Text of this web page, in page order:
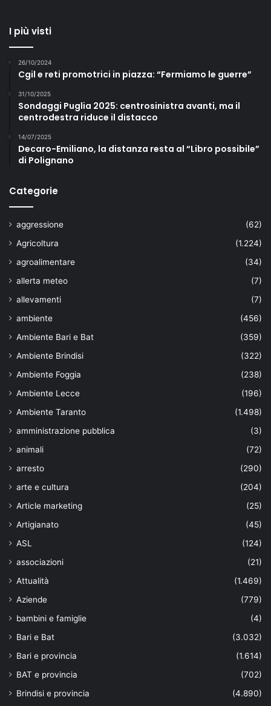
I più visti
26/10/2024
Cgil e reti promotrici in piazza: “Fermiamo le guerre”
31/10/2025
Sondaggi Puglia 2025: centrosinistra avanti, ma il
centrodestra riduce il distacco
14/07/2025
Decaro-Emiliano, la distanza resta al “Libro possibile”
di Polignano
Categorie
aggressione
(62)
Agricoltura
(1.224)
agroalimentare
(34)
allerta meteo
(7)
allevamenti
(7)
ambiente
(456)
Ambiente Bari e Bat
(359)
Ambiente Brindisi
(322)
Ambiente Foggia
(238)
Ambiente Lecce
(196)
Ambiente Taranto
(1.498)
amministrazione pubblica
(3)
animali
(72)
arresto
(290)
arte e cultura
(204)
Article marketing
(25)
Artigianato
(45)
ASL
(124)
associazioni
(21)
Attualità
(1.469)
Aziende
(779)
bambini e famiglie
(4)
Bari e Bat
(3.032)
Bari e provincia
(1.614)
BAT e provincia
(702)
Brindisi e provincia
(4.890)